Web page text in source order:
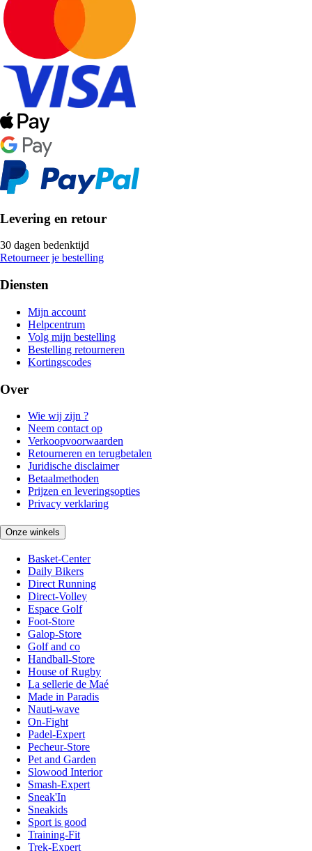
Levering en retour
30 dagen bedenktijd
Retourneer je bestelling
Diensten
Mijn account
Helpcentrum
Volg mijn bestelling
Bestelling retourneren
Kortingscodes
Over
Wie wij zijn ?
Neem contact op
Verkoopvoorwaarden
Retourneren en terugbetalen
Juridische disclaimer
Betaalmethoden
Prijzen en leveringsopties
Privacy verklaring
Onze winkels
Basket-Center
Daily Bikers
Direct Running
Direct-Volley
Espace Golf
Foot-Store
Galop-Store
Golf and co
Handball-Store
House of Rugby
La sellerie de Maé
Made in Paradis
Nauti-wave
On-Fight
Padel-Expert
Pecheur-Store
Pet and Garden
Slowood Interior
Smash-Expert
Sneak'In
Sneakids
Sport is good
Training-Fit
Trek-Expert